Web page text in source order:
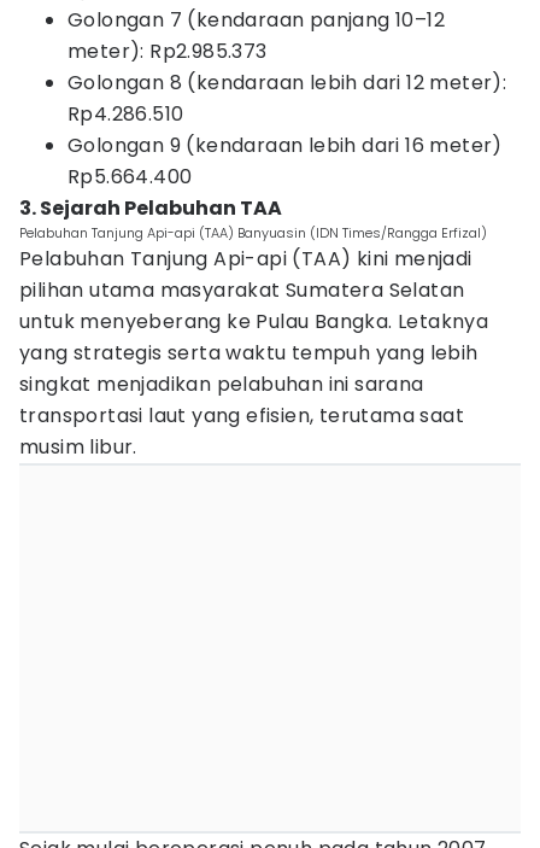
Golongan 7 (kendaraan panjang 10–12
meter): Rp2.985.373
Golongan 8 (kendaraan lebih dari 12 meter):
Rp4.286.510
Golongan 9 (kendaraan lebih dari 16 meter)
Rp5.664.400
3. Sejarah Pelabuhan TAA
Pelabuhan Tanjung Api-api (TAA) Banyuasin (IDN Times/Rangga Erfizal)
Pelabuhan Tanjung Api-api (TAA) kini menjadi
pilihan utama masyarakat Sumatera Selatan
untuk menyeberang ke Pulau Bangka. Letaknya
yang strategis serta waktu tempuh yang lebih
singkat menjadikan pelabuhan ini sarana
transportasi laut yang efisien, terutama saat
musim libur.